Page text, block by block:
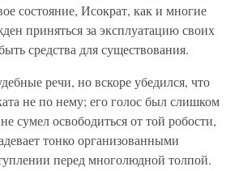
состояние, Исократ, как и многие
приняться за эксплуатацию своих
средства для существования.
речи, но вскоре убедился, что
не по нему; его голос был слишком
сумел освободиться от той робости,
тонко организованными
перед многолюдной толпой.